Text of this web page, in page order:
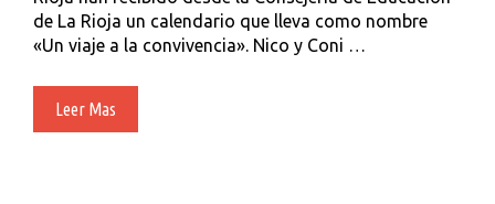
de La Rioja un calendario que lleva como nombre
«Un viaje a la convivencia». Nico y Coni …
Leer Mas
Viaje